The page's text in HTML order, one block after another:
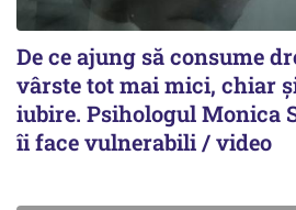
De ce ajung să consume
vârste tot mai mici, chiar
iubire. Psihologul Monica
îi face vulnerabili / video